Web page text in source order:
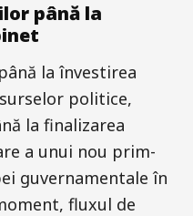
până la
la învestirea
politice,
la finalizarea
a unui nou prim-
guvernamentale în
fluxul de